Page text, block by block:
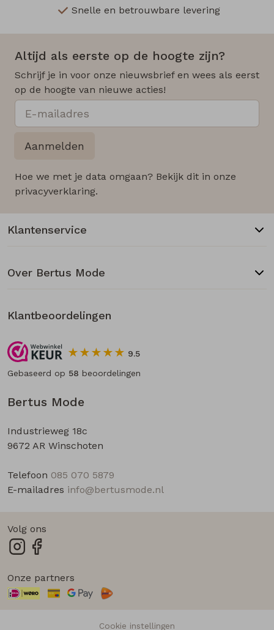
Snelle en betrouwbare levering
Altijd als eerste op de hoogte zijn?
Schrijf je in voor onze nieuwsbrief en wees als eerst
op de hoogte van nieuwe acties!
Aanmelden
Hoe we met je data omgaan? Bekijk dit in onze
privacyverklaring.
Bertus Mode
Industrieweg 18c
9672 AR Winschoten
Telefoon 085 070 5879
E-mailadres info@bertusmode.nl
Klantenservice
Over Bertus Mode
Klantbeoordelingen
9.5
Gebaseerd op 58 beoordelingen
Volg ons
Onze partners
Cookie instellingen